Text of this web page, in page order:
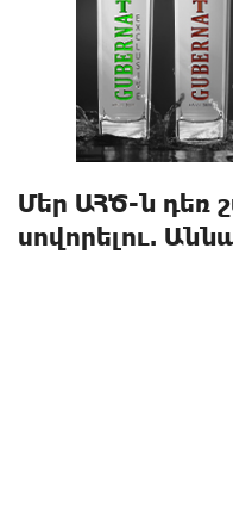
Մեր ԱՀԾ-ն դեռ
սովորելու.